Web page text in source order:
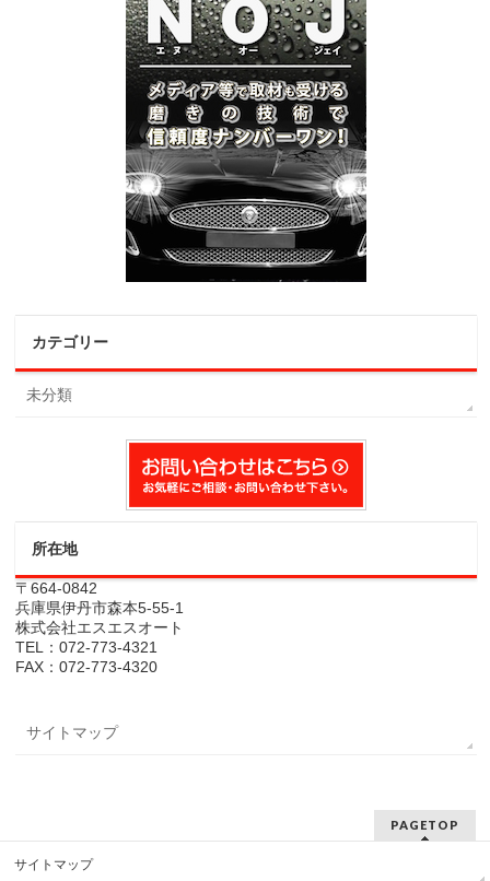
カテゴリー
未分類
所在地
〒664-0842
兵庫県伊丹市森本5-55-1
株式会社エスエスオート
TEL：072-773-4321
FAX：072-773-4320
サイトマップ
PAGETOP
サイトマップ